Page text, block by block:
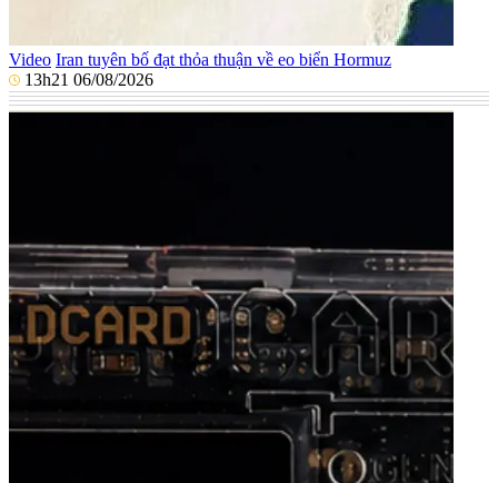
Video Iran tuyên bố đạt thỏa thuận về eo biển Hormuz
13h21 06/08/2026